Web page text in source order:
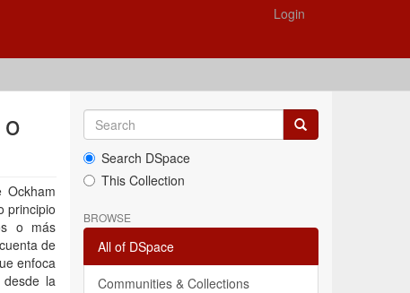
Login
principio
o más
de
enfoca
la
Search DSpace
This Collection
BROWSE
All of DSpace
Communities & Collections